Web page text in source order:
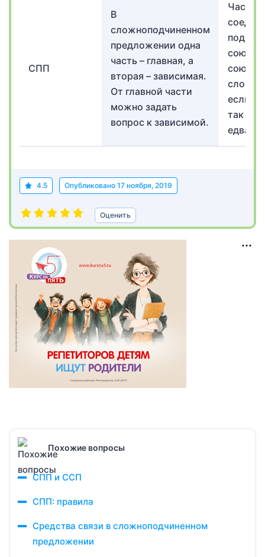
СПП
В
сложноподчиненном
предложении одна
часть – главная, а
вторая – зависимая.
От главной части
можно задать
вопрос к зависимой.
Части
если,
так
едва).
4.5 Опубликовано 17 ноября, 2019
Оценить
Похожие вопросы
СПП и ССП
СПП: правила
Средства связи в сложноподчиненном
предложении